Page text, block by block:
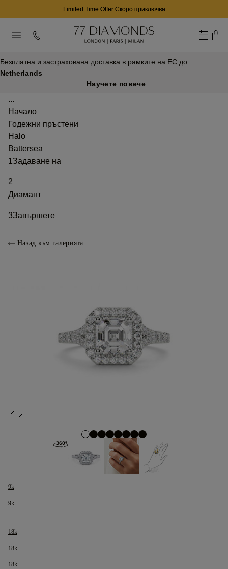
Limited Time Offer Скоро приключва
Безплатна и застрахована доставка в рамките на ЕС до
Netherlands
Научете повече
...
Начало
Годежни пръстени
Halo
Battersea
1Задаване на
2
Диамант
3Завършете
Назад към галерията
9k
9k
18k
18k
18k